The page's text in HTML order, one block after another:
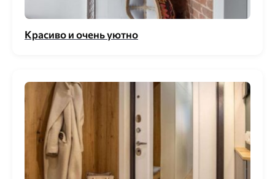
Красиво и очень уютно